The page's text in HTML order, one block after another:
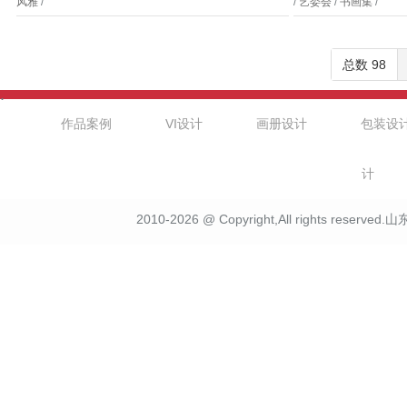
总数 98
.
作品案例 VI设计 画册设计 包装设
计
2010-2026 @ Copyright,All rights reserved.山